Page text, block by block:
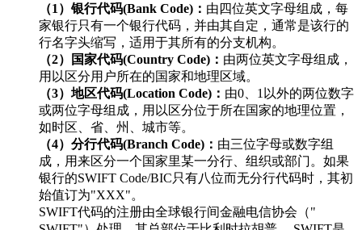
（1）银行代码(Bank Code)： 由四位英文字母组成，每
家银行只有一个银行代码，并由其自定，通常是该行的
行名字头缩写，适用于其所有的分支机构。
（2）国家代码(Country Code)： 由两位英文字母组成，
用以区分用户所在的国家和地理区域。
（3）地区代码(Location Code)： 由0、1以外的两位数字
或两位字母组成，用以区分位于所在国家的地理位置，
如时区、省、州、城市等。
（4）分行代码(Branch Code)： 由三位字母或数字组
成，用来区分一个国家里某一分行、组织或部门。如果
银行的SWIFT Code/BIC只有八位而无分行代码时，其初
始值订为"XXX"。
SWIFT代码的注册由全球银行间金融电信协会（"